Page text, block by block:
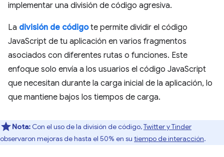
implementar una división de código agresiva.
La división de códigote permite dividir el código
JavaScript de tu aplicación en varios fragmentos
asociados con diferentes rutas o funciones. Este
enfoque solo envía a los usuarios el código JavaScript
que necesitan durante la carga inicial de la aplicación, lo
que mantiene bajos los tiempos de carga.
Nota: Con el uso de la división de código,Twitter y Tinder
observaron mejoras de hasta el 50% en su tiempo de interacción.